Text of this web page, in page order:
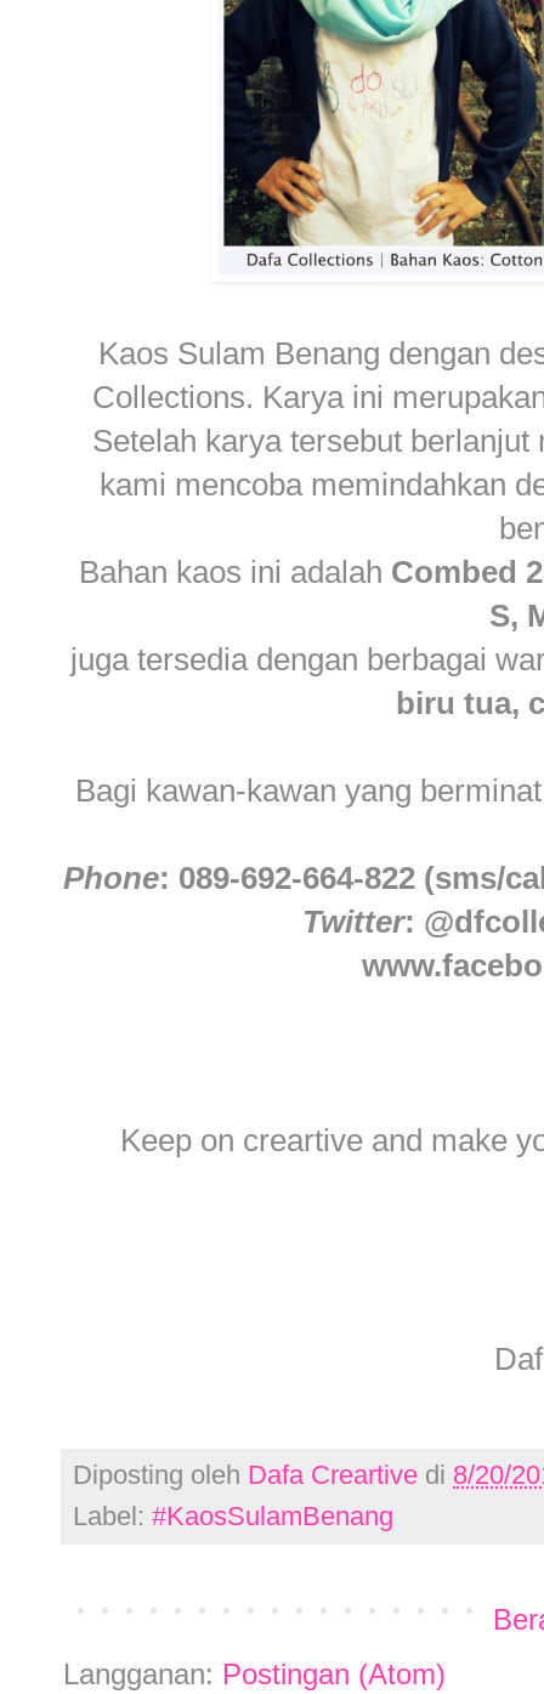
Kaos Sulam Benang dengan
Collections. Karya ini
Setelah karya tersebut
kami mencoba memindahkan
Bahan kaos ini adalah Combed
S,
juga tersedia dengan berbagai
biru tua,
Bagi kawan-kawan yang
Phone: 089-692-664-822 (sms/
Twitter:
Keep on creartive and make
Diposting oleh Dafa Creartive di 8/20/
Label: #KaosSulamBenang
Langganan: Postingan (Atom)